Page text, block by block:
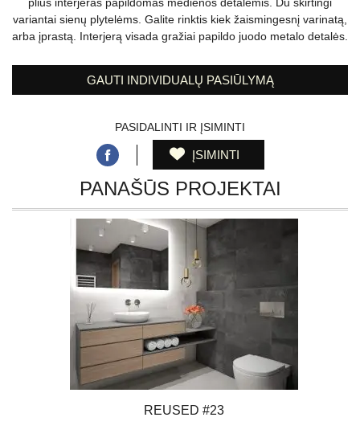
plius interjeras papildomas medienos detalėmis. Du skirtingi
variantai sienų plytelėms. Galite rinktis kiek žaismingesnį varinatą,
arba įprastą. Interjerą visada gražiai papildo juodo metalo detalės.
GAUTI INDIVIDUALŲ PASIŪLYMĄ
PASIDALINTI IR ĮSIMINTI
ĮSIMINTI
PANAŠŪS PROJEKTAI
REUSED #23